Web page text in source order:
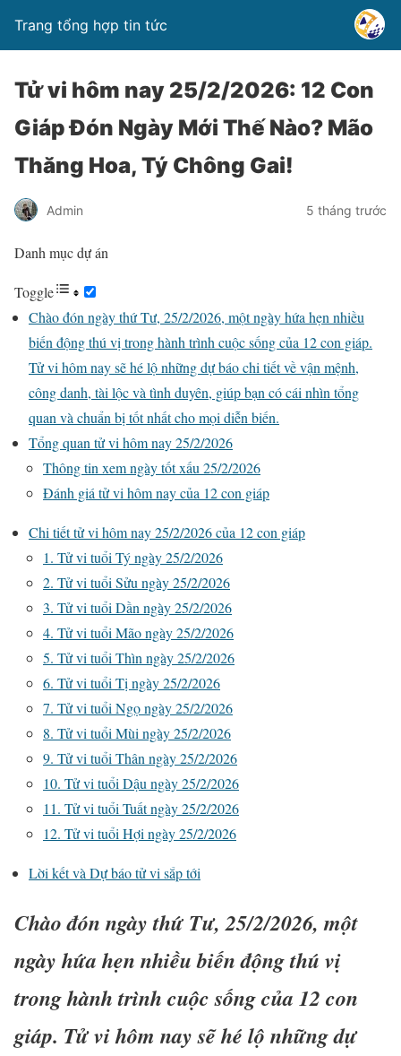
Trang tổng hợp tin tức
Tử vi hôm nay 25/2/2026: 12 Con
Giáp Đón Ngày Mới Thế Nào? Mão
Thăng Hoa, Tý Chông Gai!
Admin 5 tháng trước
Danh mục dự án
Toggle
Chào đón ngày thứ Tư, 25/2/2026, một ngày hứa hẹn nhiều
biến động thú vị trong hành trình cuộc sống của 12 con giáp.
Tử vi hôm nay sẽ hé lộ những dự báo chi tiết về vận mệnh,
công danh, tài lộc và tình duyên, giúp bạn có cái nhìn tổng
quan và chuẩn bị tốt nhất cho mọi diễn biến.
Tổng quan tử vi hôm nay 25/2/2026
Thông tin xem ngày tốt xấu 25/2/2026
Đánh giá tử vi hôm nay của 12 con giáp
Chi tiết tử vi hôm nay 25/2/2026 của 12 con giáp
1. Tử vi tuổi Tý ngày 25/2/2026
2. Tử vi tuổi Sửu ngày 25/2/2026
3. Tử vi tuổi Dần ngày 25/2/2026
4. Tử vi tuổi Mão ngày 25/2/2026
5. Tử vi tuổi Thìn ngày 25/2/2026
6. Tử vi tuổi Tị ngày 25/2/2026
7. Tử vi tuổi Ngọ ngày 25/2/2026
8. Tử vi tuổi Mùi ngày 25/2/2026
9. Tử vi tuổi Thân ngày 25/2/2026
10. Tử vi tuổi Dậu ngày 25/2/2026
11. Tử vi tuổi Tuất ngày 25/2/2026
12. Tử vi tuổi Hợi ngày 25/2/2026
Lời kết và Dự báo tử vi sắp tới
Chào đón ngày thứ Tư, 25/2/2026, một
ngày hứa hẹn nhiều biến động thú vị
trong hành trình cuộc sống của 12 con
giáp. Tử vi hôm nay sẽ hé lộ những dự